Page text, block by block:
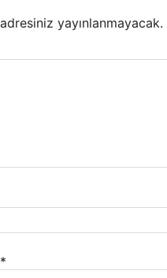
yayınlanmayacak.
*